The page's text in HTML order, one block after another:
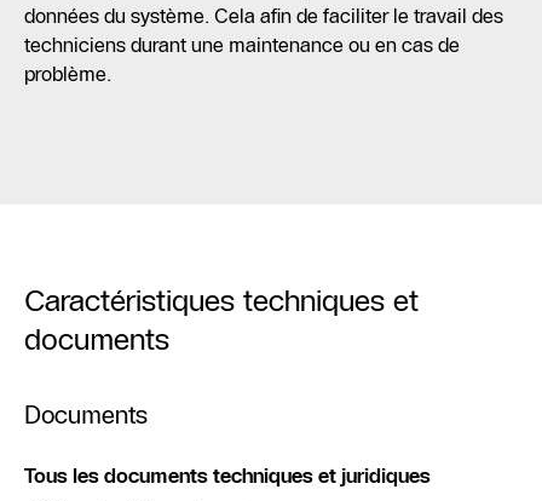
données du système. Cela afin de faciliter le travail des
techniciens durant une maintenance ou en cas de
problème.
Caractéristiques techniques et
documents
Documents
Tous les documents techniques et juridiques